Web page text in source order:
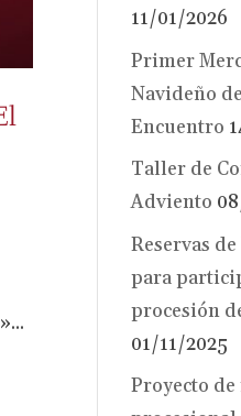
11/01/2026
Primer
Navideño
Encuentro
Taller de
Adviento
Reservas
para
procesión
01/11/2025
Proyecto de